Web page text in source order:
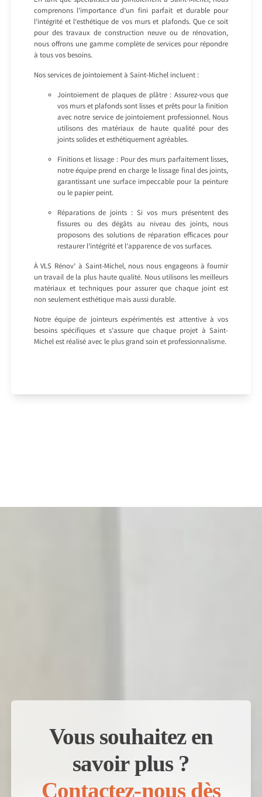
comprenons l’importance d’un fini parfait et durable pour
l’intégrité et l’esthétique de vos murs et plafonds. Que ce soit
pour des travaux de construction neuve ou de rénovation,
nous offrons une gamme complète de services pour répondre
à tous vos besoins.
Nos services de jointoiement à Saint-Michel incluent :
Jointoiement de plaques de plâtre : Assurez-vous que
vos murs et plafonds sont lisses et prêts pour la finition
avec notre service de jointoiement professionnel. Nous
utilisons des matériaux de haute qualité pour des
joints solides et esthétiquement agréables.
Finitions et lissage : Pour des murs parfaitement lisses,
notre équipe prend en charge le lissage final des joints,
garantissant une surface impeccable pour la peinture
ou le papier peint.
Réparations de joints : Si vos murs présentent des
fissures ou des dégâts au niveau des joints, nous
proposons des solutions de réparation efficaces pour
restaurer l’intégrité et l’apparence de vos surfaces.
À VLS Rénov’ à Saint-Michel, nous nous engageons à fournir
un travail de la plus haute qualité. Nous utilisons les meilleurs
matériaux et techniques pour assurer que chaque joint est
non seulement esthétique mais aussi durable.
Notre équipe de jointeurs expérimentés est attentive à vos
besoins spécifiques et s’assure que chaque projet à Saint-
Michel est réalisé avec le plus grand soin et professionnalisme.
Vous souhaitez en
savoir plus ?
Contactez-nous dès